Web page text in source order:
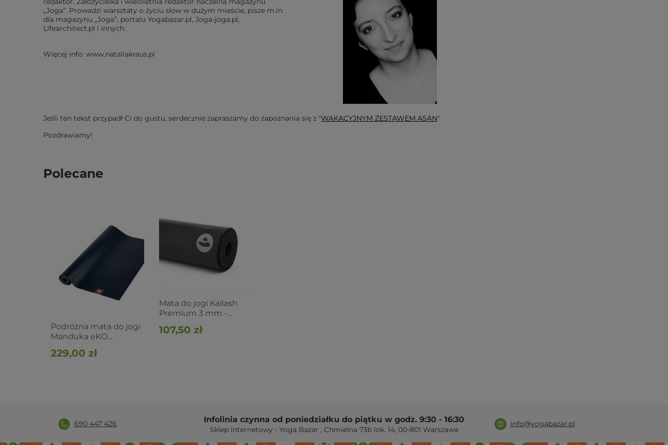
„Joga”. Prowadzi warsztaty o życiu slow w dużym mieście, pisze m.in.
dla magazynu „Joga”, portalu Yogabazar.pl, Joga-joga.pl,
Lifearchitect.pl i innych.
Więcej info: www.nataliakraus.pl
Jeśli ten tekst przypadł Ci do gustu, serdecznie zapraszamy do zapoznania się z "WAKACYJNYM ZESTAWEM ASAN"
Pozdrawiamy!
Polecane
Podróżna mata do jogi
Manduka eKO
- Midnight
229,00 zł
Mata do jogi Kailash
Premium 3 mm -
107,50 zł
690 447 426 Infolinia czynna od poniedziałku do piątku w godz. 9:30 - 16:30
Sklep internetowy - Yoga Bazar , Chmielna 73b lok. 14, 00-801 Warszawa
info@yogabazar.pl